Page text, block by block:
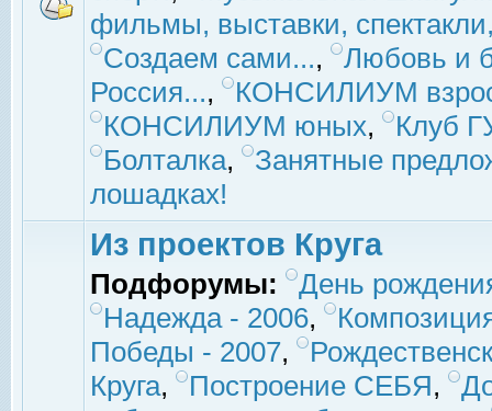
фильмы, выставки,
Создаем сами...,
Любовь и
Россия...,
КОНСИЛИУМ
КОНСИЛИУМ юных,
Клуб
Болталка,
Занятные
лошадках!
Из проектов Круга
Подфорумы:
День
Надежда - 2006,
Победы - 2007,
Круга, Построение СЕБЯ,